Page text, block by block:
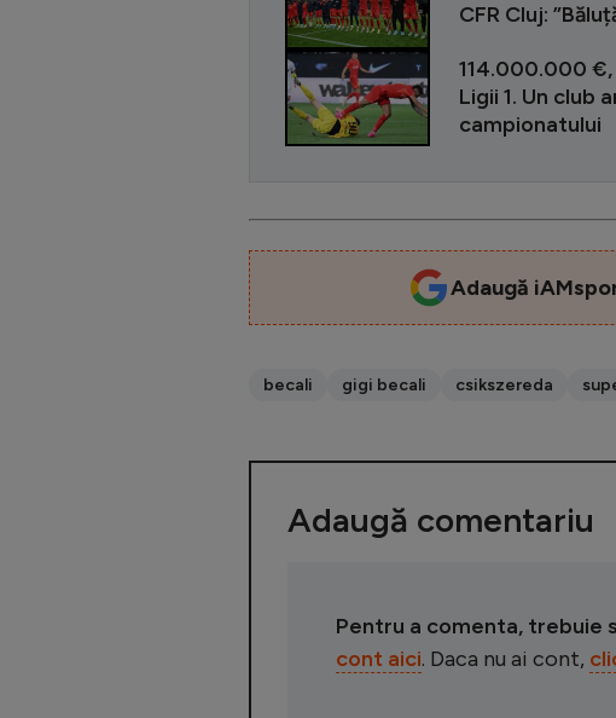
CFR Cluj:
114.000.000
Ligii 1. Un club
campionatului
Adaugă
becali gigi becali csikszereda
Adaugă comentariu
Pentru a comenta, trebuie
cont aici. Daca nu ai cont,